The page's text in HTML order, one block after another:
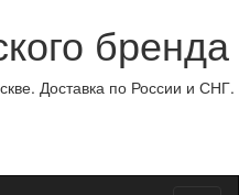
бренда
Доставка по России и СНГ.